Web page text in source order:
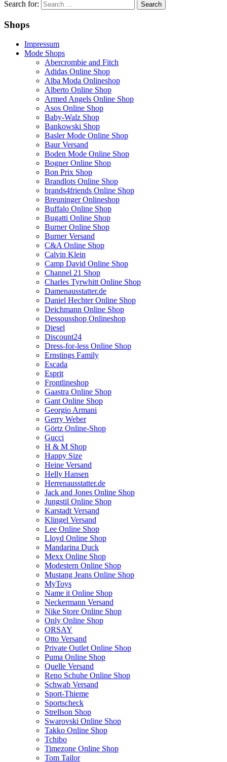
Search for:
Shops
Impressum
Mode Shops
Abercrombie and Fitch
Adidas Online Shop
Alba Moda Onlineshop
Alberto Online Shop
Armed Angels Online Shop
Asos Online Shop
Baby-Walz Shop
Bankowski Shop
Basler Mode Online Shop
Baur Versand
Boden Mode Online Shop
Bogner Online Shop
Bon Prix Shop
Brandlots Online Shop
brands4friends Online Shop
Breuninger Onlineshop
Buffalo Online Shop
Bugatti Online Shop
Burner Online Shop
Burner Versand
C&A Online Shop
Calvin Klein
Camp David Online Shop
Channel 21 Shop
Charles Tyrwhitt Online Shop
Damenausstatter.de
Daniel Hechter Online Shop
Deichmann Online Shop
Dessousshop Onlineshop
Diesel
Discount24
Dress-for-less Online Shop
Ernstings Family
Escada
Esprit
Frontlineshop
Gaastra Online Shop
Gant Online Shop
Georgio Armani
Gerry Weber
Görtz Online-Shop
Gucci
H & M Shop
Happy Size
Heine Versand
Helly Hansen
Herrenausstatter.de
Jack and Jones Online Shop
Jungstil Online Shop
Karstadt Versand
Klingel Versand
Lee Online Shop
Lloyd Online Shop
Mandarina Duck
Mexx Online Shop
Modestern Online Shop
Mustang Jeans Online Shop
MyToys
Name it Online Shop
Neckermann Versand
Nike Store Online Shop
Only Online Shop
ORSAY
Otto Versand
Private Outlet Online Shop
Puma Online Shop
Quelle Versand
Reno Schuhe Online Shop
Schwab Versand
Sport-Thieme
Sportscheck
Strellson Shop
Swarovski Online Shop
Takko Online Shop
Tchibo
Timezone Online Shop
Tom Tailor